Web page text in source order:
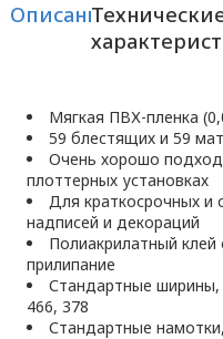
Описание
Мягкая ПВХ-пленка
59 блестящих и 59
Очень хорошо
плоттерных установках
Для краткосрочных и
надписей и декораций
Полиакрилатный
прилипание
Стандартные ширины,
466, 378
Стандартные